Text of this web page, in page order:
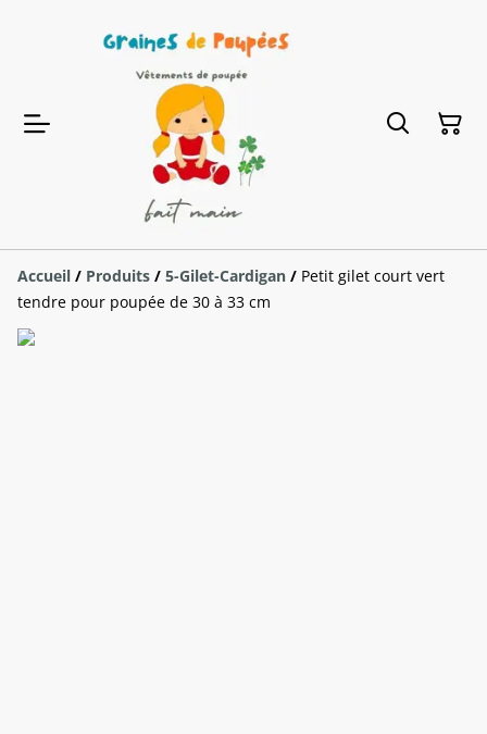
Accueil / Produits / 5-Gilet-Cardigan / Petit gilet court vert
tendre pour poupée de 30 à 33 cm